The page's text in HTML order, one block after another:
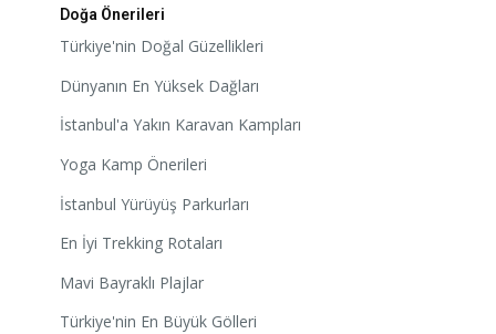
Doğa Önerileri
Türkiye'nin Doğal Güzellikleri
Dünyanın En Yüksek Dağları
İstanbul'a Yakın Karavan Kampları
Yoga Kamp Önerileri
İstanbul Yürüyüş Parkurları
En İyi Trekking Rotaları
Mavi Bayraklı Plajlar
Türkiye'nin En Büyük Gölleri